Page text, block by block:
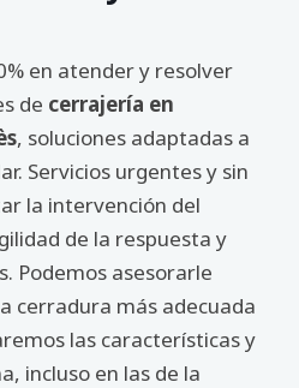
en atender y resolver
de cerrajería en
, soluciones adaptadas a
Servicios urgentes y sin
la intervención del
de la respuesta y
Podemos asesorarle
cerradura más adecuada
las características y
incluso en las de la